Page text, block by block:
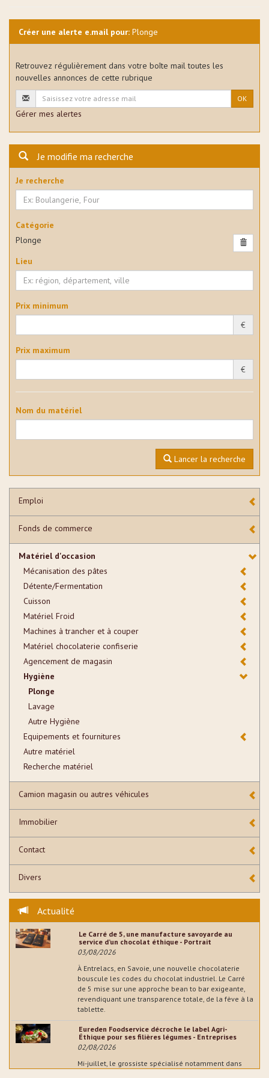
Créer une alerte e.mail pour: Plonge
Retrouvez régulièrement dans votre boîte mail toutes les
nouvelles annonces de cette rubrique
OK
Gérer mes alertes
Je modifie ma recherche
Je recherche
Catégorie
Plonge
Lieu
Prix minimum
€
Prix maximum
€
Nom du matériel
Lancer la recherche
Emploi
Fonds de commerce
Matériel d'occasion
Mécanisation des pâtes
Détente/Fermentation
Cuisson
Matériel Froid
Machines à trancher et à couper
Matériel chocolaterie confiserie
Agencement de magasin
Hygiène
Plonge
Lavage
Autre Hygiène
Equipements et fournitures
Autre matériel
Recherche matériel
Camion magasin ou autres véhicules
Immobilier
Contact
Divers
Actualité
Le Carré de 5, une manufacture savoyarde au
service d’un chocolat éthique - Portrait
03/08/2026
À Entrelacs, en Savoie, une nouvelle chocolaterie
bouscule les codes du chocolat industriel. Le Carré
de 5 mise sur une approche bean to bar exigeante,
revendiquant une transparence totale, de la fève à la
tablette.
Eureden Foodservice décroche le label Agri-
Éthique pour ses filières légumes - Entreprises
02/08/2026
Mi-juillet, le grossiste spécialisé notamment dans